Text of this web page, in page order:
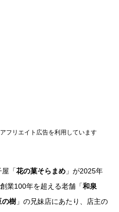
フリエイト広告を利用しています
「花の菓そらまめ 」が2025年
業100年を超える老舗「和泉
の樹 」の兄妹店にあたり、店主の